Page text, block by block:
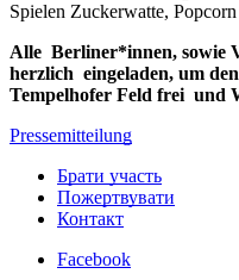
Spielen Zuckerwatte,
Alle Berliner*innen, sowie
herzlich eingeladen, um
Tempelhofer Feld frei und
Pressemitteilung
Брати участь
Пожертвувати
Контакт
Facebook